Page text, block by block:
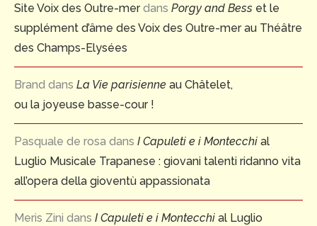
Site Voix des Outre-merdans Porgy and Bess et le
supplément d’âme des Voix des Outre-mer au Théâtre
des Champs-Elysées
Brand dans La Vie parisienne au Châtelet,
ou la joyeuse basse-cour !
Pasquale de rosa dans I Capuleti e i Montecchi al
Luglio Musicale Trapanese : giovani talenti ridanno vita
all’opera della gioventù appassionata
Meris Zini dans I Capuleti e i Montecchi al Luglio